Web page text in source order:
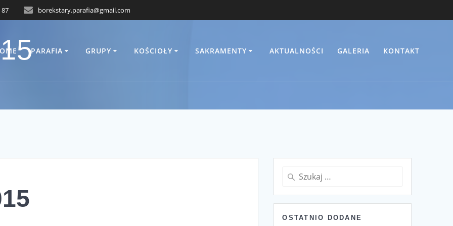
87 borekstary.parafia@gmail.com
PARAFIA GRUPY KOŚCIOŁY SAKRAMENTY AKTUALNOŚCI GALERIA KONTAKT
Szukaj:
OSTATNIO DODANE